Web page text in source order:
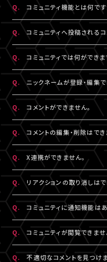
https://www.asmart.jp/
数料については、ポイント付
A!-POINTは商品の発送後、
ポイントの残高、有効期限
グイン後、マイページより
なお、LIVESHIPでのポイン
についてはこちら
※ポイントの現金への換金
※ポイントを他人に譲渡し
算してご使用いただく事はで
※正しくお支払いいただけ
させていただく場合がござい
Q. コミュニティ機能とは何です
A.
配信視聴ページに投稿さ
だける機能です。
コミュニティ機能が提供さ
トを購入したユーザーのみ
なお、各公演・視聴チケッ
異なります。
また、コミュニティごと（配
度などは異なります。予めご
Q. コミュニティへ投稿される
A.
対象の視聴チケットを購入
ドでログインのうえ、配信視
ことができます。
Q. コミュニティでは何ができま
A.
配信視聴ページに投稿さ
だけるほか、投稿されたコン
ンをすることができます。
また、他のユーザーのコメ
ができます。
Q. ニックネームが登録・編集で
A.
コメントをするには、ニッ
ニックネームは「マイページ
です。
絵文字・機種依存文字等が
でご注意ください。
なお、ユーザーがニックネ
コメントのニックネームは
示されます。
※ニックネームの登録・編
けます。
※チャット機能が設定されて
ャット機能のニックネーム設
Q. コメントができません。
A. コミュニティ機能ガイドライ
入力内容を変更してもコメ
わせください。
Q. コメントの編集・削除はでき
A.
ご自身のコメントは「削除す
ただし、一度投稿済みのコ
集したい場合は、投稿済み
トしていただく必要がござい
Q. X連携ができません。
A.
X連携は「マイページ」内
詳しくは こちらをご確認くだ
※X連携は配信視聴ページ
※公演によってはX連携を
Q. リアクションの取り消しはで
A.
ご自身でつけたリアクショ
り消しすることができます。
Q. コミュニティに通知機能はあ
A.
現在、通知機能はございませ
コンテンツの投稿、コメント
ません。
Q. コミュニティが閲覧できませ
A.
コミュニティが表示されな
Q. 不適切なコメントを見つけま